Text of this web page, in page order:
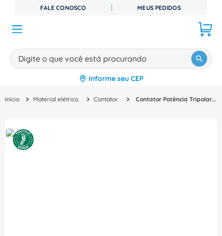
FALE CONOSCO MEUS PEDIDOS
Digite o que você está procurando
Informe seu CEP
Material elétrico Contator Contator Potência Tripolar 51A 440VCA 1NA+1NF Sirius 3Rt20361Av00 Siemens
TERMOS MAIS BUSCADOS
º disjuntor
3º